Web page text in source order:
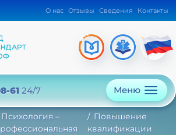
О нас Отзывы Сведения Контакты
61 24/7 Меню
Психология –
Повышение
квалификации